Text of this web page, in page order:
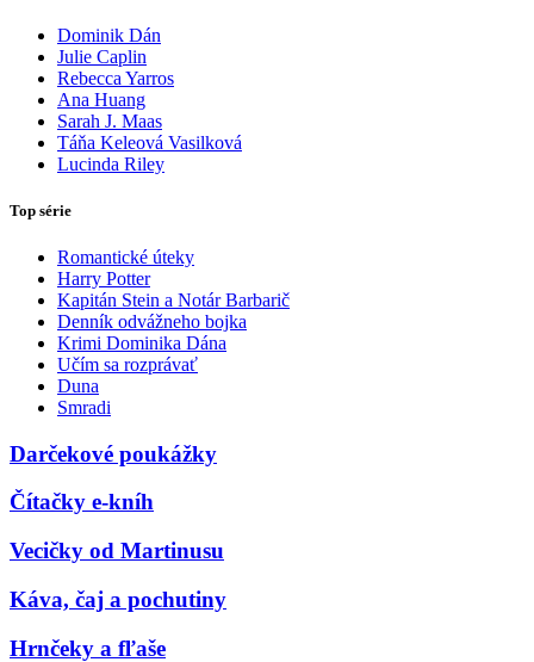
Dominik Dán
Julie Caplin
Rebecca Yarros
Ana Huang
Sarah J. Maas
Táňa Keleová Vasilková
Lucinda Riley
Top série
Romantické úteky
Harry Potter
Kapitán Stein a Notár Barbarič
Denník odvážneho bojka
Krimi Dominika Dána
Učím sa rozprávať
Duna
Smradi
Darčekové poukážky
Čítačky e-kníh
Vecičky od Martinusu
Káva, čaj a pochutiny
Hrnčeky a fľaše